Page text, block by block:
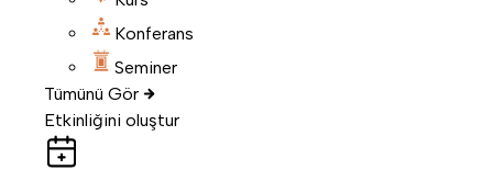
Konferans
Seminer
Tümünü Gör
Etkinliğini oluştur